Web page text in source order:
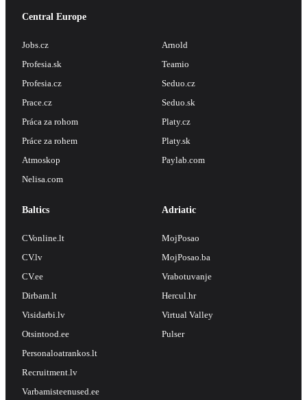
Central Europe
Jobs.cz
Profesia.sk
Profesia.cz
Prace.cz
Práca za rohom
Práce za rohem
Atmoskop
Nelisa.com
Arnold
Teamio
Seduo.cz
Seduo.sk
Platy.cz
Platy.sk
Paylab.com
Baltics
CVonline.lt
CV.lv
CV.ee
Dirbam.lt
Visidarbi.lv
Otsintood.ee
Personaloatrankos.lt
Recruitment.lv
Varbamisteenused.ee
Adriatic
MojPosao
MojPosao.ba
Vrabotuvanje
Hercul.hr
Virtual Valley
Pulser